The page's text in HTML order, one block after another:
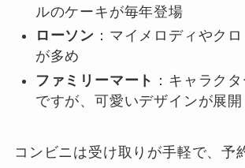
ルのケーキが毎年登場
ローソン ：マイメロディやク
が多め
ファミリーマート ：キャラク
ですが、可愛いデザインが展開
コンビニは受け取りが手軽で、予